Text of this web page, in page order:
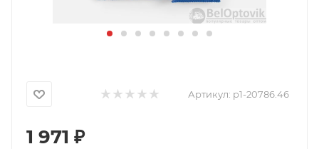
Артикул: p1-20786.46
1 971 ₽